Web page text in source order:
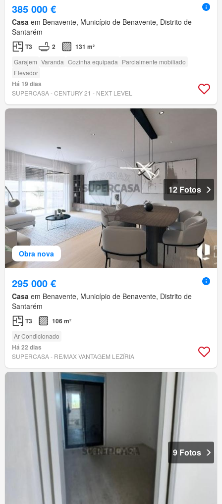
385 000 €
Casa em Benavente, Município de Benavente, Distrito de
Santarém
T3 2 131 m²
Garajem Varanda Cozinha equipada Parcialmente mobiliado
Elevador
Há 19 dias
SUPERCASA - CENTURY 21 - NEXT LEVEL
Obra nova
12 Fotos
295 000 €
Casa em Benavente, Município de Benavente, Distrito de
Santarém
T3 106 m²
Ar Condicionado
Há 22 dias
SUPERCASA - RE/MAX VANTAGEM LEZÍRIA
9 Fotos